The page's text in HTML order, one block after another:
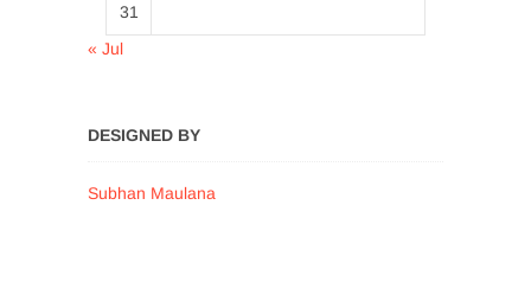
31
« Jul
DESIGNED BY
Subhan Maulana